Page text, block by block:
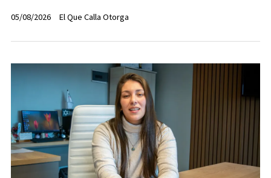
El Que Calla Otorga
05/08/2026